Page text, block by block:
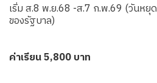
เริ่ม ส.8 พ.ย.68 -ส.7 ก.พ.69 (วันหยุ
ของรัฐบาล)
ค่าเรียน 5,800 บาท